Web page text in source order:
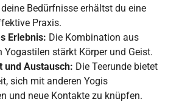
Bedürfnisse erhältst du eine
Praxis.
Erlebnis: Die Kombination aus
Yogastilen stärkt Körper und Geist.
und Austausch: Die Teerunde bietet
sich mit anderen Yogis
und neue Kontakte zu knüpfen.